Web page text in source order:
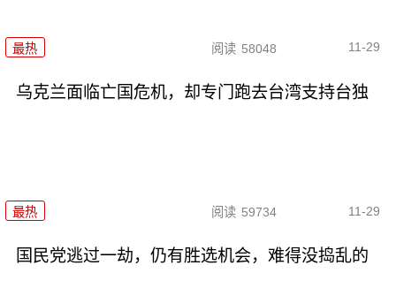
最热 阅读 58048 11-29
乌克兰面临亡国危机，却专门跑去台湾支持台独
最热 阅读 59734 11-29
国民党逃过一劫，仍有胜选机会，难得没捣乱的